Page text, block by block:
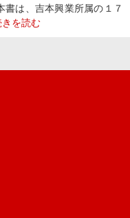
は、吉本興業所属の１７
きを読む